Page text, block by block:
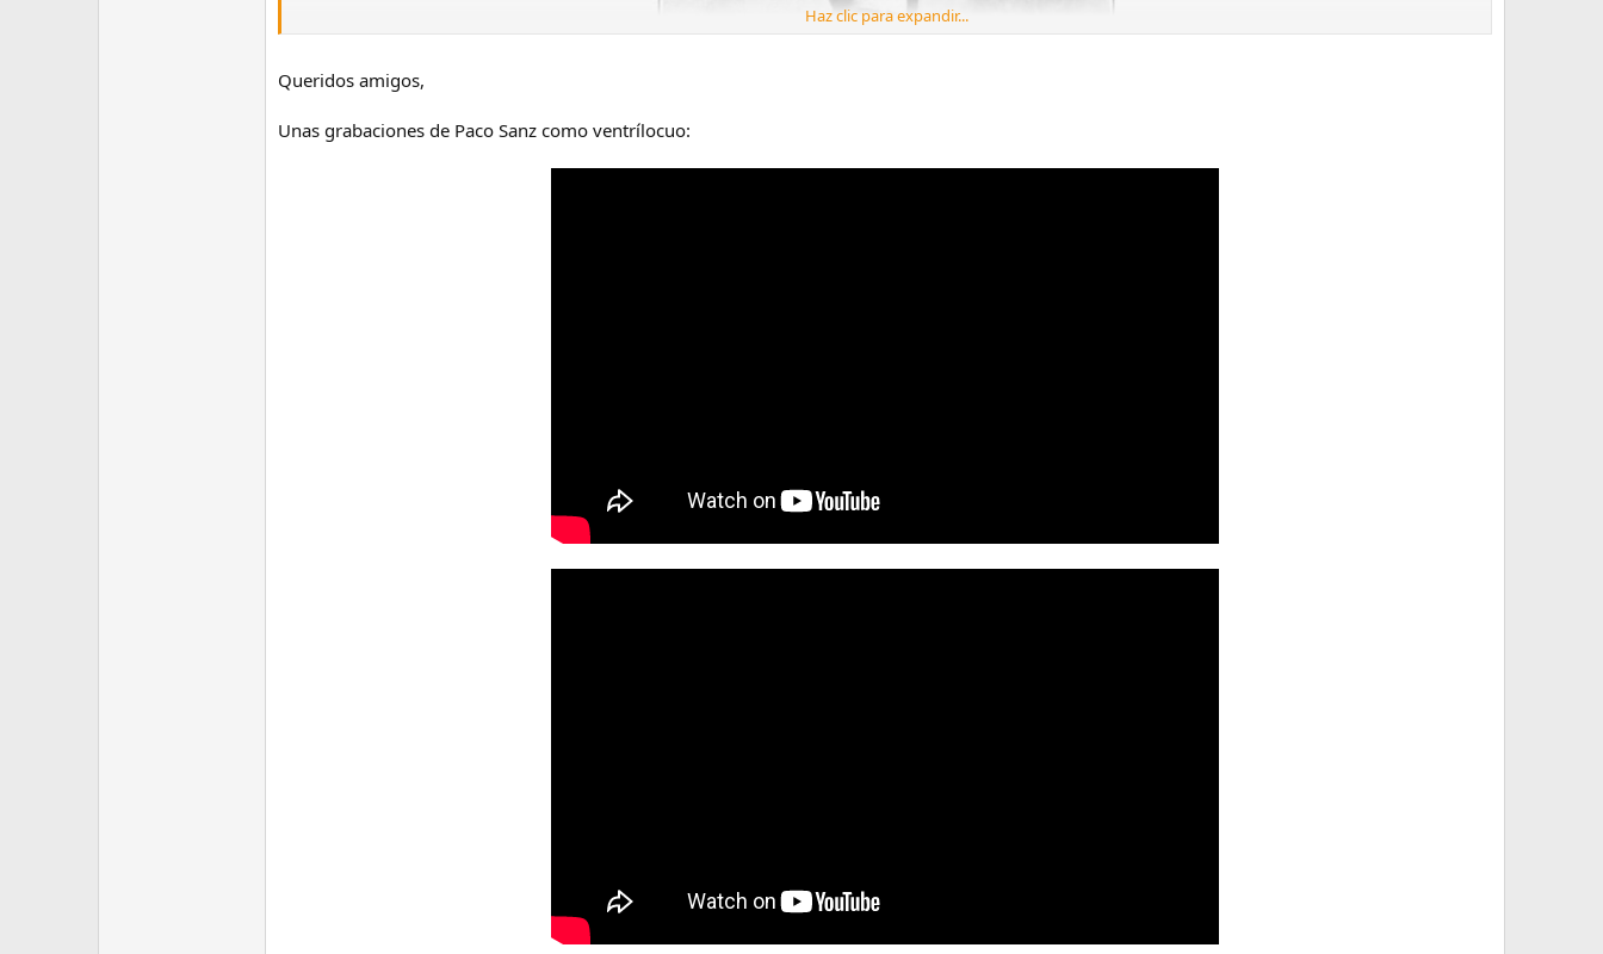
Haz clic para expandir...
Queridos amigos,
Unas grabaciones de Paco Sanz como ventrílocuo: